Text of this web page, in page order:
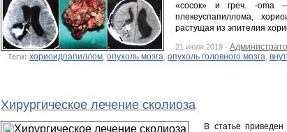
«сосок» и греч. -οma —
плекеуспапиллома,
растущая из эпителия
21 июля 2019 -
Теги: хориоидпапиллом опухоль мозга опухоль головного мозга
Хирургическое лечение сколиоза
В статье приведен